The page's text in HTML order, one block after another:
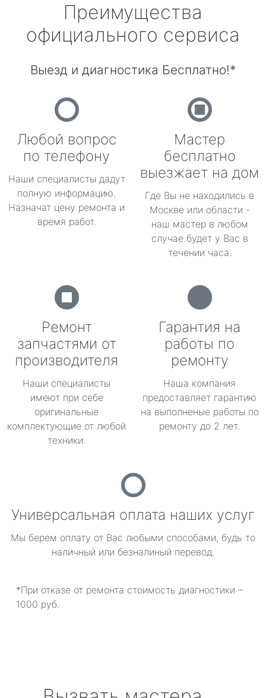
Преимущества
официального сервиса
Выезд и диагностика Бесплатно!*
Любой вопрос
по телефону
Наши специалисты дадут
полную информацию.
Назначат цену ремонта и
время работ.
Мастер
бесплатно
выезжает на дом
Где Вы не находились в
Москве или области -
наш мастер в любом
случае будет у Вас в
течении часа.
Ремонт
запчастями от
производителя
Наши специалисты
имеют при себе
оригинальные
комплектующие от любой
техники.
Гарантия на
работы по
ремонту
Наша компания
предоставляет гарантию
на выполненые работы по
ремонту до 2 лет.
Универсальная оплата наших услуг
Мы берем оплату от Вас любыми способами, будь то
наличный или безналиный перевод.
*При отказе от ремонта стоимость диагностики –
1000 руб.